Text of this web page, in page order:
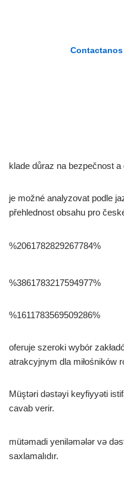
Contactanos
klade důraz na bezpečnost
je možné analyzovat podle
přehlednost obsahu pro
%2061782829267784%
%3861783217594977%
%1611783569509286%
oferuje szeroki wybór
atrakcyjnym dla miłośników
Müştəri dəstəyi keyfiyyəti
cavab verir.
mütəmadi yeniləmələr və
saxlamalıdır.